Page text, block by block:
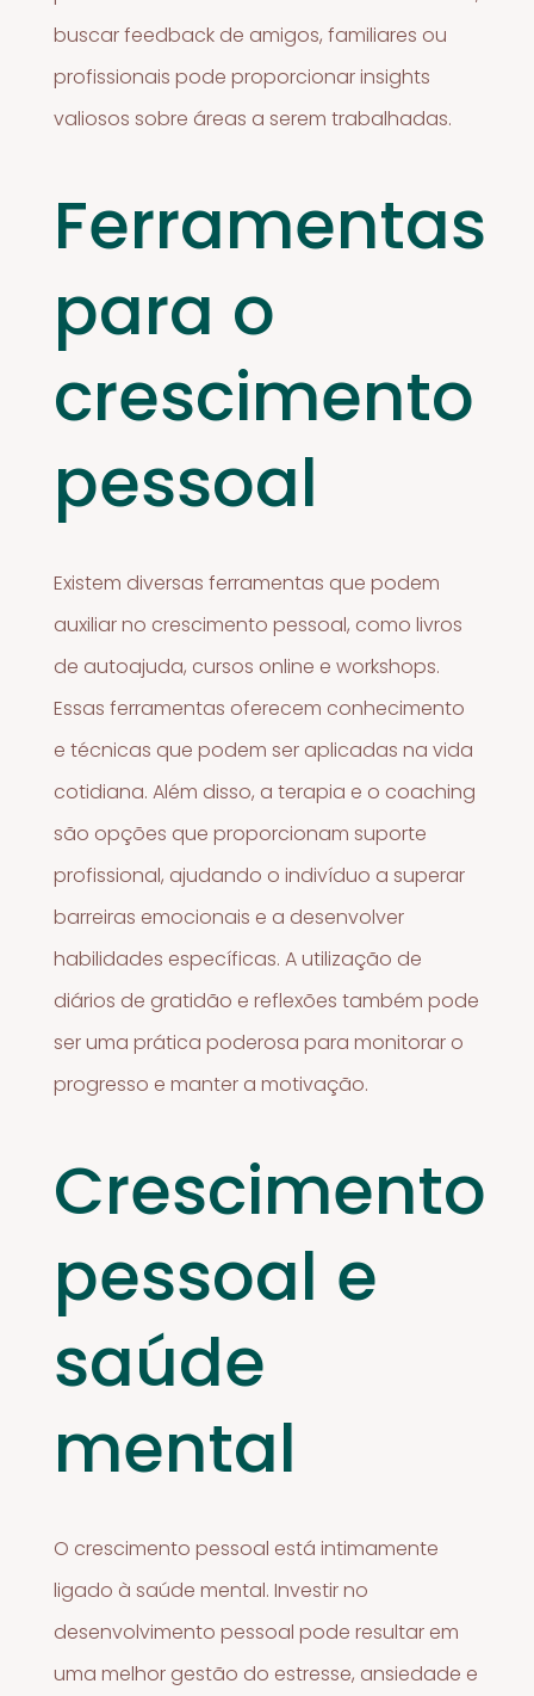
buscar feedback de amigos, familiares ou
profissionais pode proporcionar insights
valiosos sobre áreas a serem trabalhadas.
Ferramentas
para o
crescimento
pessoal
Existem diversas ferramentas que podem
auxiliar no crescimento pessoal, como livros
de autoajuda, cursos online e workshops.
Essas ferramentas oferecem conhecimento
e técnicas que podem ser aplicadas na vida
cotidiana. Além disso, a terapia e o coaching
são opções que proporcionam suporte
profissional, ajudando o indivíduo a superar
barreiras emocionais e a desenvolver
habilidades específicas. A utilização de
diários de gratidão e reflexões também pode
ser uma prática poderosa para monitorar o
progresso e manter a motivação.
Crescimento
pessoal e
saúde
mental
O crescimento pessoal está intimamente
ligado à saúde mental. Investir no
desenvolvimento pessoal pode resultar em
uma melhor gestão do estresse, ansiedade e